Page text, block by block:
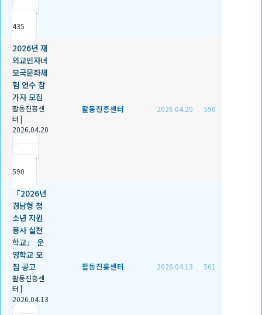
조회
435
2026년 재
외교민자녀
모국문화체
험 연수 참
가자 모집
활동진흥센
터 |
2026.04.20
|
조회
590
활동진흥센터 2026.04.20 590
「2026년
경남형 청
소년 자원
봉사 실천
학교」 운
영학교 모
집 공고
활동진흥센
터 |
2026.04.13
|
활동진흥센터 2026.04.13 561